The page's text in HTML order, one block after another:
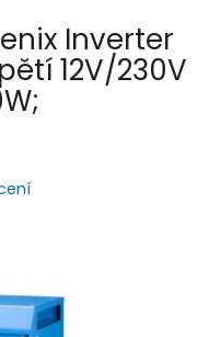
Inverter
12V/230V